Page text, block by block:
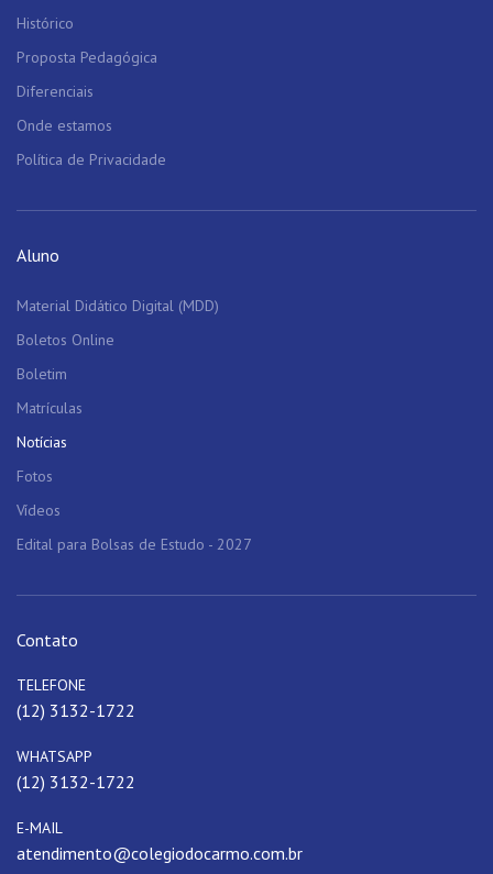
Histórico
Proposta Pedagógica
Diferenciais
Onde estamos
Política de Privacidade
Aluno
Material Didático Digital (MDD)
Boletos Online
Boletim
Matrículas
Notícias
Fotos
Vídeos
Edital para Bolsas de Estudo - 2027
Contato
TELEFONE
(12) 3132-1722
WHATSAPP
(12) 3132-1722
E-MAIL
atendimento@colegiodocarmo.com.br